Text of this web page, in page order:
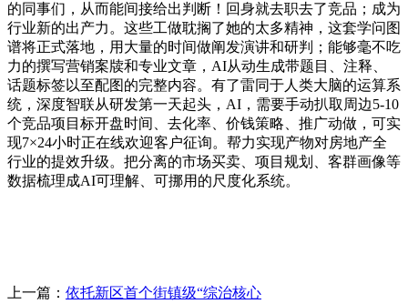
的同事们，从而能间接给出判断！回身就去职去了竞品；成为
行业新的出产力。这些工做耽搁了她的太多精神，这套学问图
谱将正式落地，用大量的时间做阐发演讲和研判；能够毫不吃
力的撰写营销案牍和专业文章，AI从动生成带题目、注释、
话题标签以至配图的完整内容。有了雷同于人类大脑的运算系
统，深度智联从研发第一天起头，AI，需要手动扒取周边5-10
个竞品项目标开盘时间、去化率、价钱策略、推广动做，可实
现7×24小时正在线欢迎客户征询。帮力实现产物对房地产全
行业的提效升级。把分离的市场买卖、项目规划、客群画像等
数据梳理成AI可理解、可挪用的尺度化系统。
上一篇： 依托新区首个街镇级“综治核心